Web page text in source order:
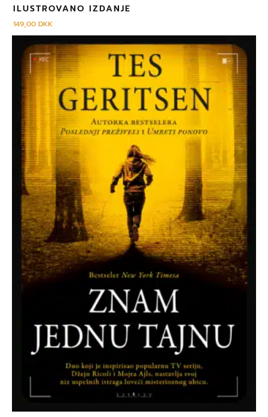
ILUSTROVANO IZDANJE
149,00DKK